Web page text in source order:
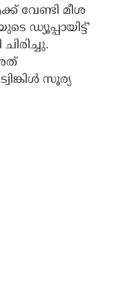
വേണ്ടി മീശ
ഡ്യൂപ്പായിട്ട്’
സൂര്യ